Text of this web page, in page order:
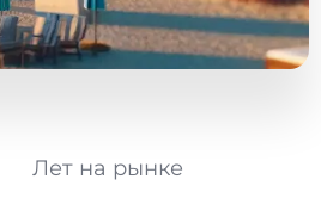
Лет на рынке